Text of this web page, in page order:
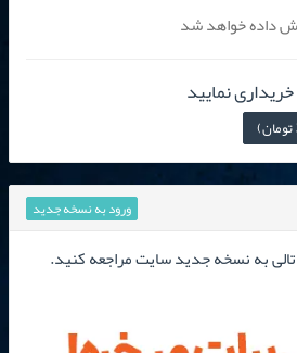
داده خواهد شد
نمایید
ورود به نسخه جدید
به نسخه جدید سایت مراجعه کنید.